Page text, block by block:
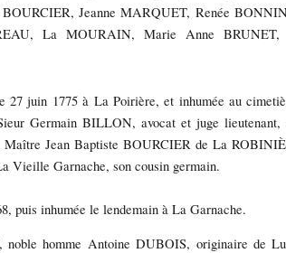
Jeanne MARQUET, Renée
La MOURAIN, Marie Anne BRUNET,
juin 1775 à La Poirière, et inhumée au
Germain BILLON, avocat et juge lieutenant,
Jean Baptiste BOURCIER de La
Vieille Garnache, son cousin germain.
puis inhumée le lendemain à La Garnache.
noble homme Antoine DUBOIS, originaire de